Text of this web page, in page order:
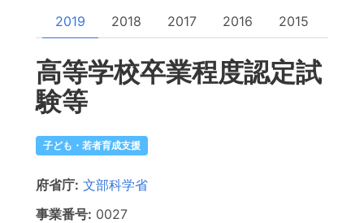
2019 2018 2017 2016 2015
高等学校卒業程度認定試
験等
子ども・若者育成支援
府省庁: 文部科学省
事業番号: 0027